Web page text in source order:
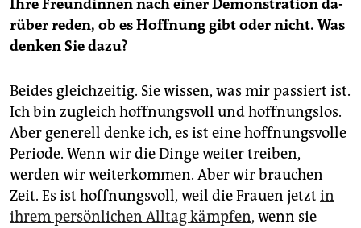
Ihre Freundinnen nach einer Demonstration da­
rüber reden, ob es Hoffnung gibt oder nicht. Was
denken Sie dazu?
Beides gleichzeitig. Sie wissen, was mir passiert ist.
Ich bin zugleich hoffnungsvoll und hoffnungslos.
Aber generell denke ich, es ist eine hoffnungsvolle
Periode. Wenn wir die Dinge weiter treiben,
werden wir weiterkommen. Aber wir brauchen
Zeit. Es ist hoffnungsvoll, weil die Frauen jetzt in
ihrem persönlichen Alltag kämpfen, wenn sie